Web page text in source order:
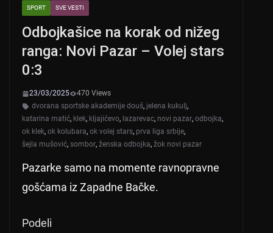
SPORT SVE VESTI
Odbojkašice na korak od nižeg
ranga: Novi Pazar – Volej stars
0:3
23/03/2025
470 Views
dvorana sportske akademije douš, jelena kukulj,
katarina matić, klek, kljajićevo, lazarevac, novi pazar, odbojka,
ok klek, ok kolubara, ok volej stars, prva liga srbije,
šejla mušović, sombor, ženska odbojka, žok novi pazar
Pazarke samo na momente ravnopravne
gošćama iz Zapadne Bačke.
Podeli